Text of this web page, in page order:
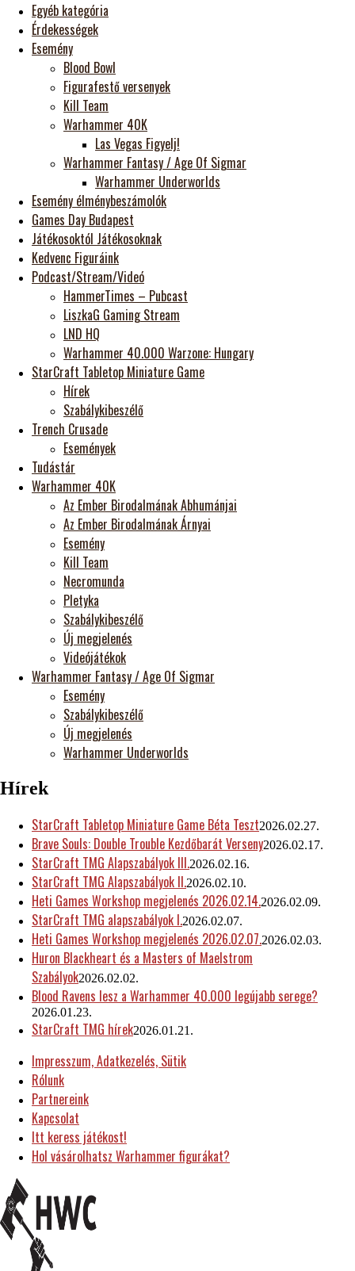
Egyéb kategória
Érdekességek
Esemény
Blood Bowl
Figurafestő versenyek
Kill Team
Warhammer 40K
Las Vegas Figyelj!
Warhammer Fantasy / Age Of Sigmar
Warhammer Underworlds
Esemény élménybeszámolók
Games Day Budapest
Játékosoktól Játékosoknak
Kedvenc Figuráink
Podcast/Stream/Videó
HammerTimes – Pubcast
LiszkaG Gaming Stream
LND HQ
Warhammer 40.000 Warzone: Hungary
StarCraft Tabletop Miniature Game
Hírek
Szabálykibeszélő
Trench Crusade
Események
Tudástár
Warhammer 40K
Az Ember Birodalmának Abhumánjai
Az Ember Birodalmának Árnyai
Esemény
Kill Team
Necromunda
Pletyka
Szabálykibeszélő
Új megjelenés
Videójátékok
Warhammer Fantasy / Age Of Sigmar
Esemény
Szabálykibeszélő
Új megjelenés
Warhammer Underworlds
Hírek
StarCraft Tabletop Miniature Game Béta Teszt2026.02.27.
Brave Souls: Double Trouble Kezdőbarát Verseny2026.02.17.
StarCraft TMG Alapszabályok III.2026.02.16.
StarCraft TMG Alapszabályok II.2026.02.10.
Heti Games Workshop megjelenés 2026.02.14.2026.02.09.
StarCraft TMG alapszabályok I.2026.02.07.
Heti Games Workshop megjelenés 2026.02.07.2026.02.03.
Huron Blackheart és a Masters of Maelstrom
Szabályok2026.02.02.
Blood Ravens lesz a Warhammer 40.000 legújabb serege?
2026.01.23.
StarCraft TMG hírek2026.01.21.
Impresszum, Adatkezelés, Sütik
Rólunk
Partnereink
Kapcsolat
Itt keress játékost!
Hol vásárolhatsz Warhammer figurákat?